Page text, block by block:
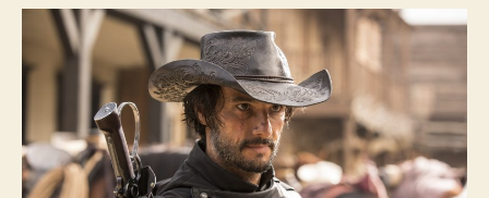
podemos
esperar
de
‘Westworld’?